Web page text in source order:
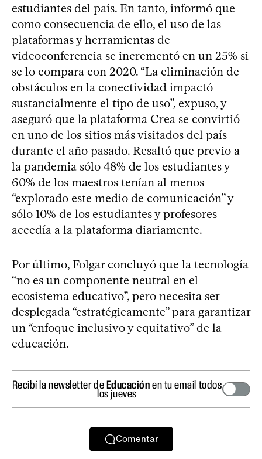
estudiantes del país. En tanto, informó que
como consecuencia de ello, el uso de las
plataformas y herramientas de
videoconferencia se incrementó en un 25% si
se lo compara con 2020. “La eliminación de
obstáculos en la conectividad impactó
sustancialmente el tipo de uso”, expuso, y
aseguró que la plataforma Crea se convirtió
en uno de los sitios más visitados del país
durante el año pasado. Resaltó que previo a
la pandemia sólo 48% de los estudiantes y
60% de los maestros tenían al menos
“explorado este medio de comunicación” y
sólo 10% de los estudiantes y profesores
accedía a la plataforma diariamente.
Por último, Folgar concluyó que la tecnología
“no es un componente neutral en el
ecosistema educativo”, pero necesita ser
desplegada “estratégicamente” para garantizar
un “enfoque inclusivo y equitativo” de la
educación.
Recibí la newsletter deEducaciónen tu email todos
los jueves
Comentar